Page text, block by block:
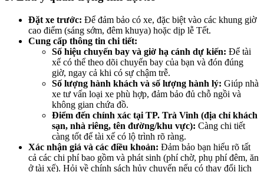
Đặt xe trước: Để đảm bảo có xe, đặc biệt vào các khung giờ
cao điểm (sáng sớm, đêm khuya) hoặc dịp lễ Tết.
Cung cấp thông tin chi tiết:
Số hiệu chuyến bay và giờ hạ cánh dự kiến: Để tài
xế có thể theo dõi chuyến bay của bạn và đón đúng
giờ, ngay cả khi có sự chậm trễ.
Số lượng hành khách và số lượng hành lý: Giúp nhà
xe tư vấn loại xe phù hợp, đảm bảo đủ chỗ ngồi và
không gian chứa đồ.
Điểm đến chính xác tại TP. Trà Vinh (địa chỉ khách
sạn, nhà riêng, tên đường/khu vực): Càng chi tiết
càng tốt để tài xế có lộ trình rõ ràng.
Xác nhận giá và các điều khoản: Đảm bảo bạn hiểu rõ tất
cả các chi phí bao gồm và phát sinh (phí chờ, phụ phí đêm, ăn
ở tài xế). Hỏi về chính sách hủy chuyến nếu có thay đổi lịch